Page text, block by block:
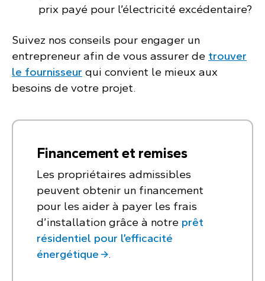
prix payé pour l’électricité excédentaire?
Suivez nos conseils pour engager un
entrepreneur afin de vous assurer de trouver
le fournisseur qui convient le mieux aux
besoins de votre projet.
Financement et remises
Les propriétaires admissibles
peuvent obtenir un financement
pour les aider à payer les frais
d’installation grâce à notre prêt
résidentiel pour l’efficacité
énergétique
.